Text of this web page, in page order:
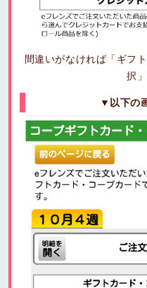
間違いがなければ「ギフ
択
▼以下の